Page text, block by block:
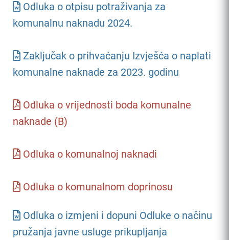
Odluka o otpisu potraživanja za
komunalnu naknadu 2024.
Zaključak o prihvaćanju Izvješća o naplati
komunalne naknade za 2023. godinu
Odluka o vrijednosti boda komunalne
naknade (B)
Odluka o komunalnoj naknadi
Odluka o komunalnom doprinosu
Odluka o izmjeni i dopuni Odluke o načinu
pružanja javne usluge prikupljanja